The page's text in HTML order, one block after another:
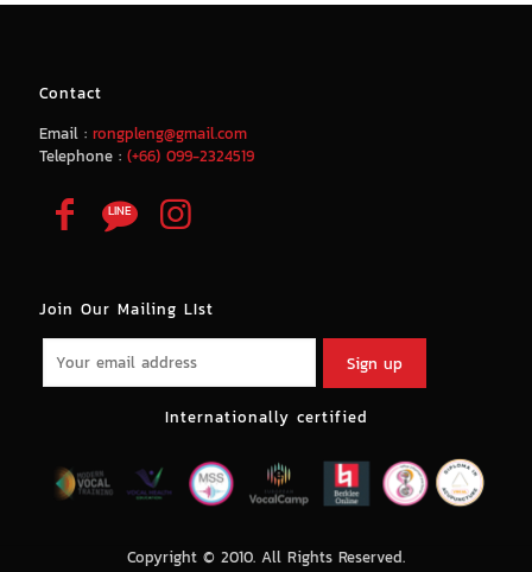
Contact
Email : rongpleng@gmail.com
Telephone : (+66) 099-2324519
Join Our Mailing LIst
Internationally certified
Copyright © 2010. All Rights Reserved.